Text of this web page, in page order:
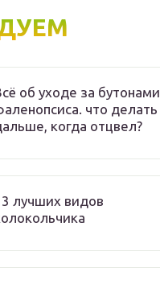
об уходе за бутонами
что делать
когда отцвел?
лучших видов